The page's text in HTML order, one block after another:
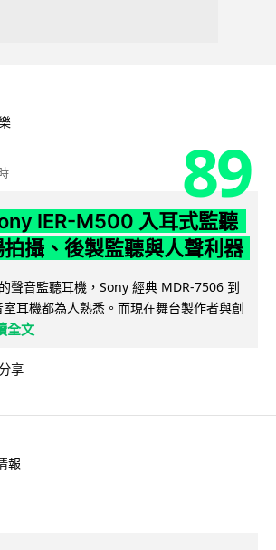
89
IER-M500 入耳式監聽
攝、後製監聽與人聲利器
聲音監聽耳機，Sony 經典 MDR-7506 到
耳機都為人熟悉。而現在舞台製作者與創
全文
享
報